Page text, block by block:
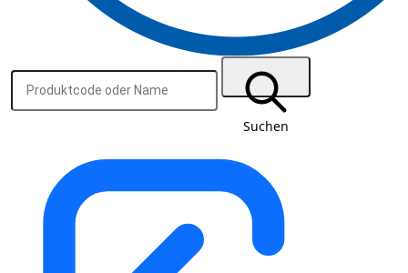
Suchen